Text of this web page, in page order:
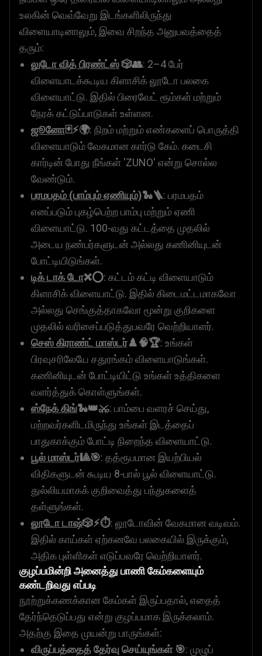
உலகின் வெவ்வேறு இடங்களிலிருந்து
விளையாடினாலும், இவை சிறந்த அனுபவத்தைத்
தரும்:
லுடோ வித் பிரண்ட்ஸ்🎲👥: 2–4 பேர்
விளையாடக்கூடிய கிளாசிக் லூடோ பலகை
விளையாட்டு. இதில் பிரைவேட் ரூம்கள் மற்றும்
நேரக் கட்டுப்பாடுகள் உள்ளன.
ஜூனோ🃏⚡🌍: நிறம் மற்றும் எண்களைப் பொருத்தி
விளையாடும் வேகமான கார்டு கேம். கடைசி
கார்டின் போது நீங்கள் 'ZUNO' என்று சொல்ல
வேண்டும்.
பரமபதம் (பாம்பும் ஏணியும்)🐍🪜: பரமபதம்
எனப்படும் புகழ்பெற்ற பாம்பு மற்றும் ஏணி
விளையாட்டு. 100-வது கட்டத்தை முதலில்
அடைய நண்பர்களுடன் அல்லது கணினியுடன்
போட்டியிடுங்கள்.
டிக் டாக் டோ❌⭕: கட்டம் கட்டி விளையாடும்
கிளாசிக் விளையாட்டு. இதில் கிடைமட்டமாகவோ
அல்லது செங்குத்தாகவோ மூன்று குறிகளை
முதலில் வரிசைப்படுத்துபவரே வெற்றியாளர்.
செஸ் கிராண்ட் மாஸ்டர்♟️🧠🏆: உங்கள்
பிரவுசரிலேயே சதுரங்கம் விளையாடுங்கள்.
கணினியுடன் போட்டியிட்டு உங்கள் உத்திகளை
வளர்த்துக் கொள்ளுங்கள்.
ஸ்நேக் கிங்🐍👑⚔️: பாம்பை வளரச் செய்து,
மற்றவர்களிடமிருந்து உங்கள் இடத்தைப்
பாதுகாக்கும் போட்டி நிறைந்த விளையாட்டு.
பூல் மாஸ்டர்🎱🎯: தத்ரூபமான இயற்பியல்
விதிகளுடன் கூடிய 8-பால் பூல் விளையாட்டு.
துல்லியமாகக் குறிவைத்து பந்துகளைத்
தள்ளுங்கள்.
லூடோ டாஷ்🎲⚡⏱️: லூடோவின் வேகமான வடிவம்.
இதில் காய்கள் ஏற்கனவே பலகையில் இருக்கும்,
அதிக புள்ளிகள் எடுப்பவரே வெற்றியாளர்.
குழப்பமின்றி அனைத்து பாணி கேம்களையும்
கண்டறிவது எப்படி
நூற்றுக்கணக்கான கேம்கள் இருப்பதால், எதைத்
தேர்ந்தெடுப்பது என்று குழப்பமாக இருக்கலாம்.
அதற்கு இதை முயன்று பாருங்கள்:
விருப்பத்தைத் தேர்வு செய்யுங்கள் 🎯: முழுப்